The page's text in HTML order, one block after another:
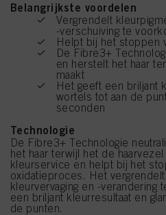
Belangrijkste voordelen
Vergrendelt
-verschuiving te
Helpt bij het stoppen
De Fibre3+
en herstelt het haar
maakt
Het geeft een briljant
wortels tot aan de
seconden
Technologie
De Fibre3+ Technologie
het haar terwijl het de
kleurservice en helpt bij het
oxidatieproces. Het
kleurvervaging en -verandering
een briljant kleurresultaat en
de punten.